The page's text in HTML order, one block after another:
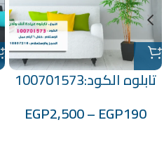
تابلوه الكود:100701573
EGP190
–
EGP2,500